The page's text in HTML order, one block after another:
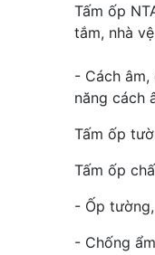
Tấm ốp
tắm, nhà
- Cách
năng cách
Tấm ốp
Tấm ốp
- Ốp
- Chống